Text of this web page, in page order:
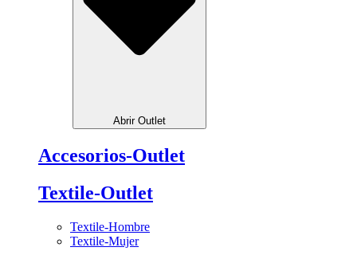
Abrir Outlet
Accesorios-Outlet
Textile-Outlet
Textile-Hombre
Textile-Mujer